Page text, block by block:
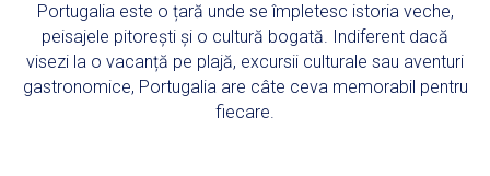
Portugalia este o țară unde se împletesc istoria veche,
peisajele pitorești și o cultură bogată. Indiferent dacă
visezi la o vacanță pe plajă, excursii culturale sau aventuri
gastronomice, Portugalia are câte ceva memorabil pentru
fiecare.